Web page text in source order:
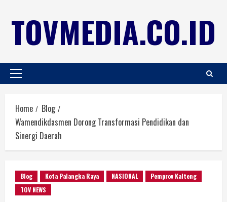
TOVMEDIA.CO.ID
Home
Blog
Wamendikdasmen Dorong Transformasi Pendidikan dan
Sinergi Daerah
Blog Kota Palangka Raya NASIONAL
Pemprov Kalteng
TOV NEWS